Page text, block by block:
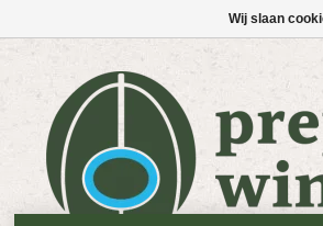
Wij slaan